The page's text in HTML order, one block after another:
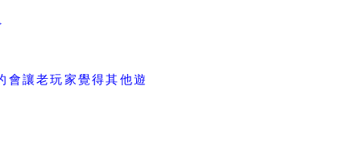
會讓老玩家覺得其他遊